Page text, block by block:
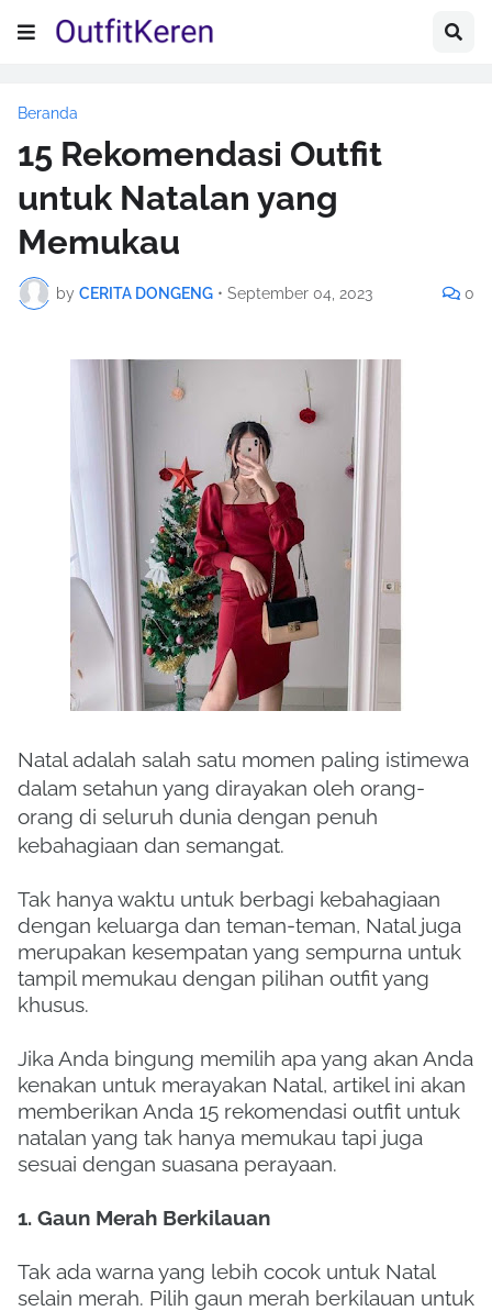
Beranda
15 Rekomendasi Outfit
untuk Natalan yang
Memukau
by CERITA DONGENG • September 04, 2023 0
Natal adalah salah satu momen paling istimewa
dalam setahun yang dirayakan oleh orang-
orang di seluruh dunia dengan penuh
kebahagiaan dan semangat.
Tak hanya waktu untuk berbagi kebahagiaan
dengan keluarga dan teman-teman, Natal juga
merupakan kesempatan yang sempurna untuk
tampil memukau dengan pilihan outfit yang
khusus.
Jika Anda bingung memilih apa yang akan Anda
kenakan untuk merayakan Natal, artikel ini akan
memberikan Anda 15 rekomendasi outfit untuk
natalan yang tak hanya memukau tapi juga
sesuai dengan suasana perayaan.
1. Gaun Merah Berkilauan
Tak ada warna yang lebih cocok untuk Natal
selain merah. Pilih gaun merah berkilauan untuk